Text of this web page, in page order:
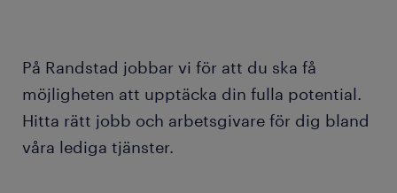
På Randstad jobbar vi för att du ska få
möjligheten att upptäcka din fulla potential.
Hitta rätt jobb och arbetsgivare för dig bland
våra lediga tjänster.